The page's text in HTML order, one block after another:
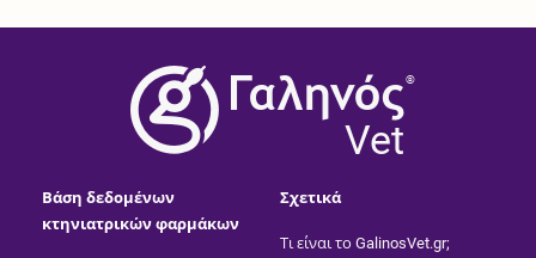
®
Vet
Βάση δεδομένων
κτηνιατρικών φαρμάκων
Σχετικά
Τι είναι το GalinosVet.gr;